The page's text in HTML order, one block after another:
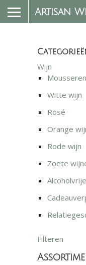
Artisan
Wijn
Witte wijn
Rosé
Orange
Rode wijn
Zoete
Filteren